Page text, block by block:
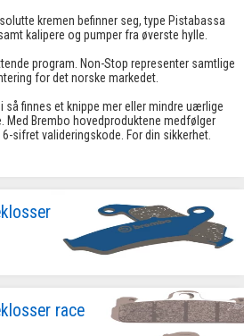
kremen befinner seg, type Pistabassa
kalipere og pumper fra øverste hylle.
program. Non-Stop representer samtlige
for det norske markedet.
så finnes et knippe mer eller mindre uærlige
Med Brembo hovedproduktene medfølger
sifret valideringskode. For din sikkerhet.
race